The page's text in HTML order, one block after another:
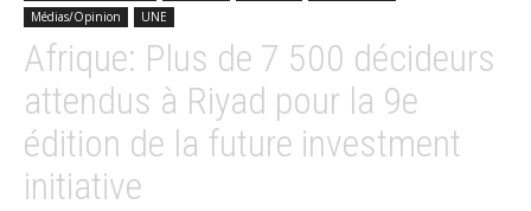
Médias/Opinion
UNE
Afrique: Plus de 7 500 décideurs
attendus à Riyad pour la 9e
édition de la future investment
initiative